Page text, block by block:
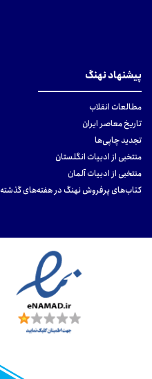
پیشنهاد نهنگ
مطالعات انقلاب
تاریخ معاصر ایران
تجدید چاپی‌ها
منتخبی از ادبیات انگلستان
منتخبی از ادبیات آلمان
کتاب‌های پرفروش نهنگ در هفته‌های گذشته